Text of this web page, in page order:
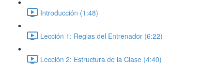
Introducción (1:48)
Lección 1: Reglas del Entrenador (6:22)
Lección 2: Estructura de la Clase (4:40)